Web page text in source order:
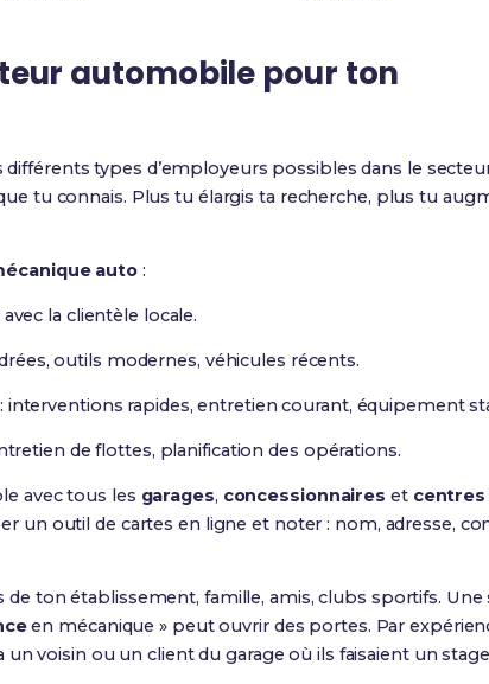
automobile pour ton
types d’employeurs possibles dans le
tu connais. Plus tu élargis ta recherche, plus tu
auto:
la clientèle locale.
outils modernes, véhicules récents.
rapides, entretien courant, équipement
de flottes, planification des opérations.
avec tous les garages, concessionnaires et centres
un outil de cartes en ligne et noter : nom, adresse,
de ton établissement, famille, amis, clubs sportifs.
en mécanique » peut ouvrir des portes. Par
voisin ou un client du garage où ils faisaient un